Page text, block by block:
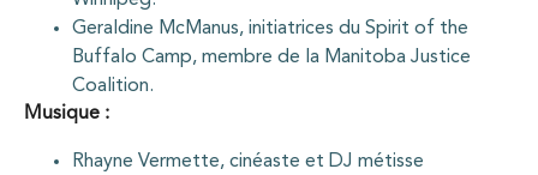
Geraldine McManus, initiatrices du Spirit of the
Buffalo Camp, membre de la Manitoba Justice
Coalition.
Musique :
Rhayne Vermette, cinéaste et DJ métisse